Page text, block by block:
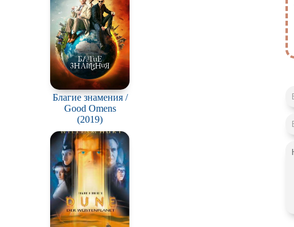
Благие знамения /
Good Omens
(2019)